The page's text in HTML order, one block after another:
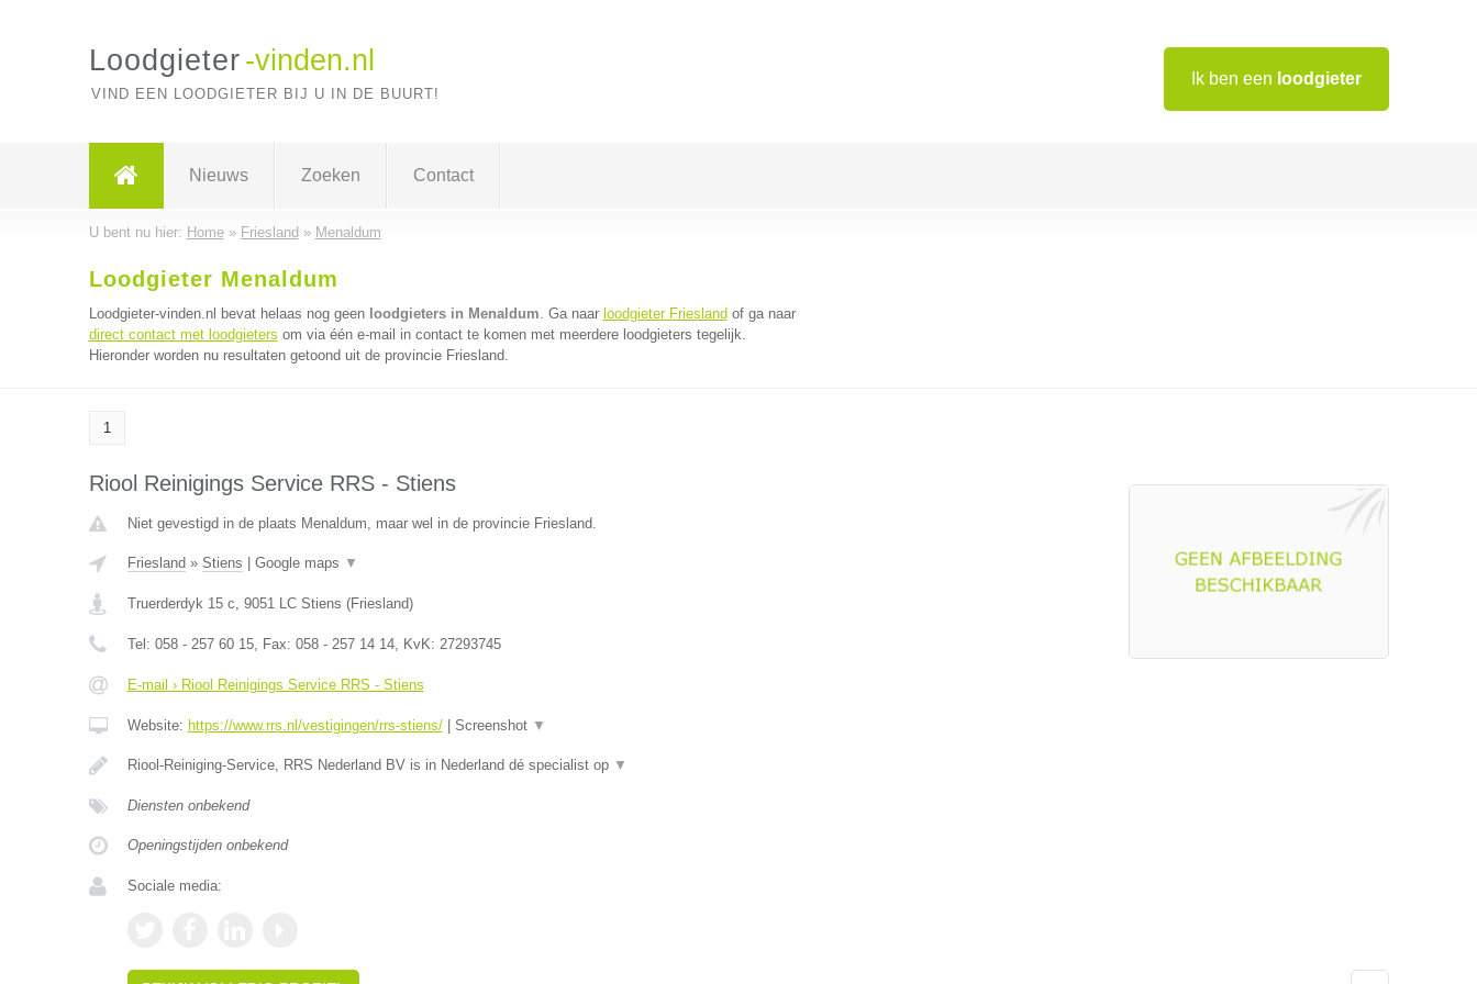
Ik ben een loodgieter
Loodgieter -vinden.nl
VIND EEN LOODGIETER BIJ U IN DE BUURT!
Nieuws Zoeken Contact
U bent nu hier: Home» Friesland » Menaldum
Loodgieter Menaldum
Loodgieter-vinden.nl bevat helaas nog geen loodgieters in Menaldum. Ga naar loodgieter Friesland of ga naar
direct contact met loodgieters om via één e-mail in contact te komen met meerdere loodgieters tegelijk.
Hieronder worden nu resultaten getoond uit de provincie Friesland.
1
Riool Reinigings Service RRS - Stiens
Niet gevestigd in de plaats Menaldum, maar wel in de provincie Friesland.
Friesland » Stiens Google maps ▼
Truerderdyk 15 c, 9051 LC Stiens (Friesland)
Tel: 058 - 257 60 15, Fax: 058 - 257 14 14, KvK: 27293745
E-mail › Riool Reinigings Service RRS - Stiens
Website: https://www.rrs.nl/vestigingen/rrs-stiens/| Screenshot ▼
Riool-Reiniging-Service, RRS Nederland BV is in Nederland dé specialist op ▼
Diensten onbekend
Openingstijden onbekend
Sociale media: